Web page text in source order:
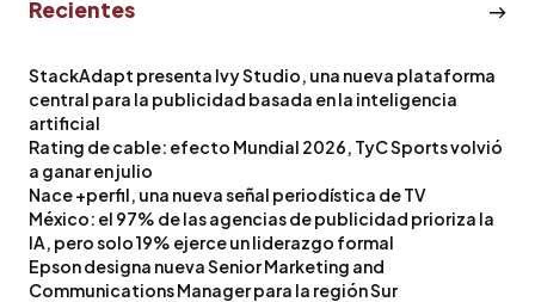
Recientes
StackAdapt presenta Ivy Studio, una nueva plataforma
central para la publicidad basada en la inteligencia
artificial
Rating de cable: efecto Mundial 2026, TyC Sports volvió
a ganar en julio
Nace +perfil, una nueva señal periodística de TV
México: el 97% de las agencias de publicidad prioriza la
IA, pero solo 19% ejerce un liderazgo formal
Epson designa nueva Senior Marketing and
Communications Manager para la región Sur